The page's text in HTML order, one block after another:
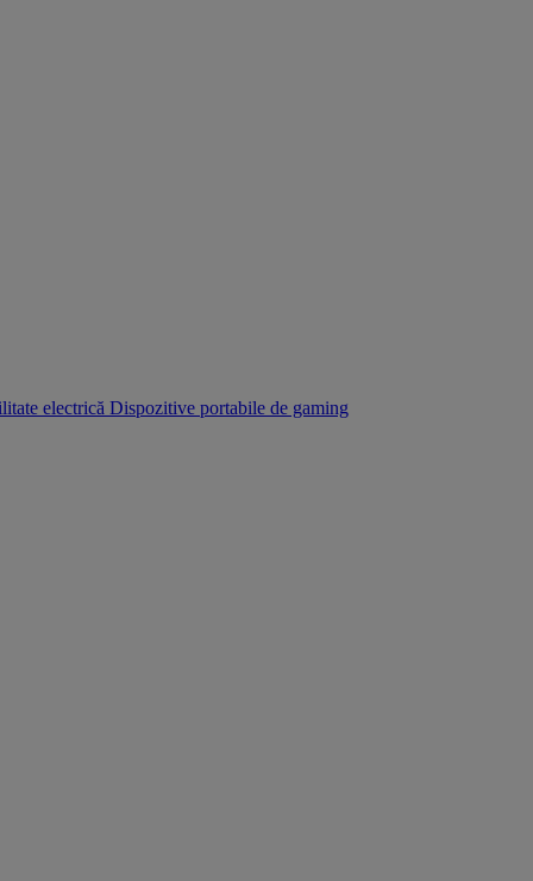
electrică Dispozitive portabile de gaming